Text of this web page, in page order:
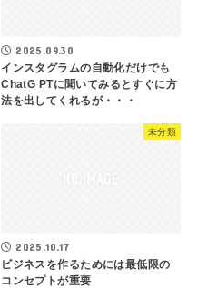
2025.09.30
インスタグラムの自動化だけでも
ChatG PTに聞いてみるとすぐに方
法を出してくれるが・・・
未分類
2025.10.17
ビジネスを作るためには最低限の
コンセプトが重要